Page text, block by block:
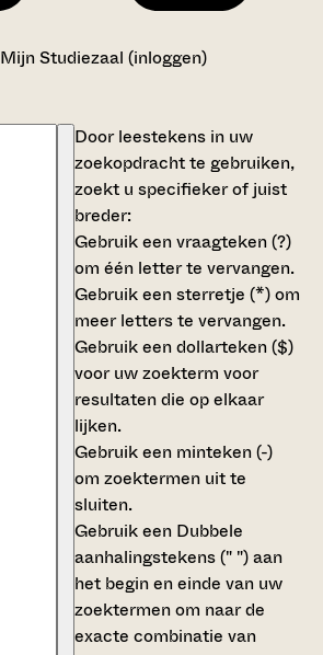
Mijn Studiezaal (inloggen)
Door leestekens in uw
zoekopdracht te gebruiken,
zoekt u specifieker of juist
breder:
Gebruik eenvraagteken (?)
om één letter te vervangen.
Gebruik eensterretje (*)om
meer letters te vervangen.
Gebruik eendollarteken ($)
voor uw zoekterm voor
resultaten die op elkaar
lijken.
Gebruik een minteken (-)
om zoektermen uit te
sluiten.
Gebruik een Dubbele
aanhalingstekens (" ")aan
het begin en einde van uw
zoektermen om naar de
exacte combinatie van